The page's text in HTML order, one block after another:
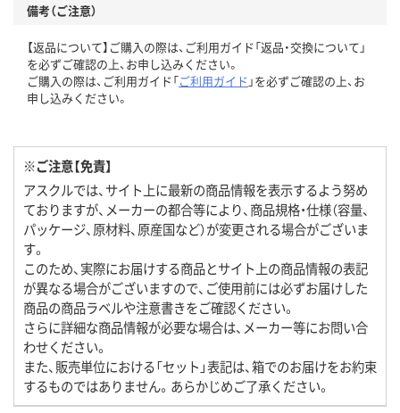
備考（ご注意）
【返品について】ご購入の際は、ご利用ガイド「返品・交換について」
を必ずご確認の上、お申し込みください。
ご購入の際は、ご利用ガイド「ご利用ガイド 」を必ずご確認の上、お
申し込みください。
※ご注意【免責】
アスクルでは、サイト上に最新の商品情報を表示するよう努め
ておりますが、メーカーの都合等により、商品規格・仕様（容量、
パッケージ、原材料、原産国など）が変更される場合がございま
す。
このため、実際にお届けする商品とサイト上の商品情報の表記
が異なる場合がございますので、ご使用前には必ずお届けした
商品の商品ラベルや注意書きをご確認ください。
さらに詳細な商品情報が必要な場合は、メーカー等にお問い合
わせください。
また、販売単位における「セット」表記は、箱でのお届けをお約束
するものではありません。あらかじめご了承ください。